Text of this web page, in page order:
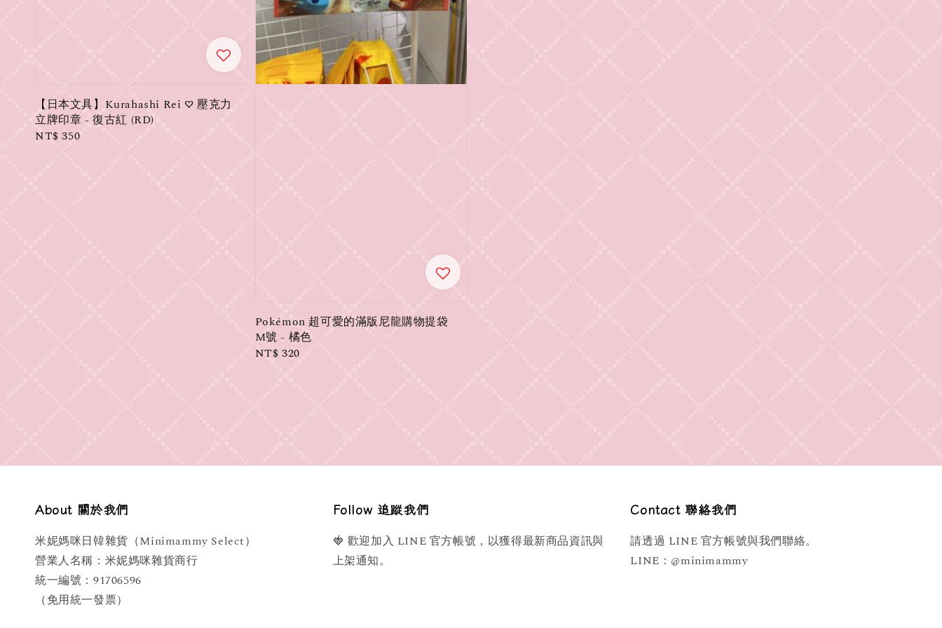
【日本文具】Kurahashi Rei ♡ 壓克力
立牌印章 - 復古紅 (RD)
Regular
NT$ 350
Pokémon 超可愛的滿版尼龍購物提袋
M號 - 橘色
Regular
NT$ 320
About 關於我們
米妮媽咪日韓雜貨（Minimammy Select）
營業人名稱：米妮媽咪雜貨商行
統一編號：91706596
（免用統一發票）
Follow 追蹤我們
🍓 歡迎加入 LINE 官方帳號，以獲得最新商品資訊與
上架通知。
Contact 聯絡我們
請透過 LINE 官方帳號與我們聯絡。
LINE：@minimammy